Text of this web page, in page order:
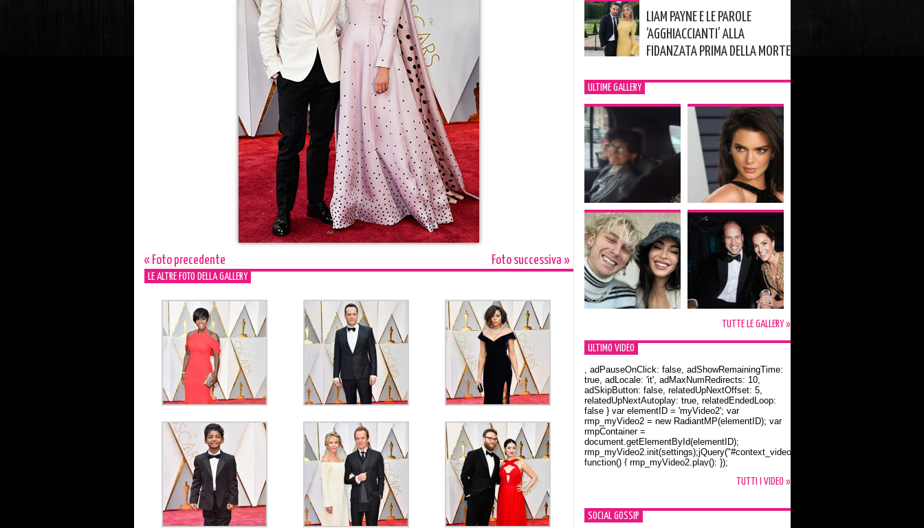
« Foto precedente Foto successiva »
LE ALTRE FOTO DELLA GALLERY
LIAM PAYNE E LE PAROLE
‘AGGHIACCIANTI’ ALLA
FIDANZATA PRIMA DELLA MORTE
ULTIME GALLERY
TUTTE LE GALLERY »
ULTIMO VIDEO
Orlando Bloom e la t-shirt dedicata a Flynn
, adPauseOnClick: false, adShowRemainingTime:
true, adLocale: 'it', adMaxNumRedirects: 10,
adSkipButton: false, relatedUpNextOffset: 5,
relatedUpNextAutoplay: true, relatedEndedLoop:
false } var elementID = 'myVideo2'; var
rmp_myVideo2 = new RadiantMP(elementID); var
rmpContainer =
document.getElementById(elementID);
rmp_myVideo2.init(settings);jQuery("#context_video2").one("mouseover",
function() { rmp_myVideo2.play(); });
TUTTI I VIDEO »
SOCIAL GOSSIP